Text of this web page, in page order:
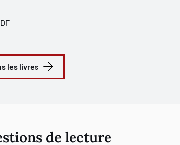
les livres
de lecture